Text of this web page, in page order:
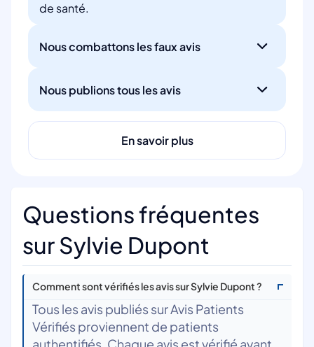
de santé.
Nous combattons les faux avis
Nous publions tous les avis
En savoir plus
Questions fréquentes
sur Sylvie Dupont
Comment sont vérifiés les avis sur Sylvie Dupont ?
Tous les avis publiés sur Avis Patients
Vérifiés proviennent de patients